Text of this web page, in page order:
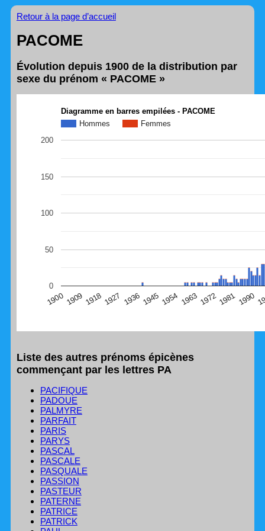
Retour à la page d’accueil
PACOME
Évolution depuis 1900 de la distribution par
sexe du prénom « PACOME »
Diagramme en barres empilées - PACOME
Hommes
Femmes
1900 1909 1918 1927 1936 1945 1954 1963 19721981 1990
0
50
100
150
200
navigateur Safari en ce moment)
Liste des autres prénoms épicènes
commençant par les lettres PA
PACIFIQUE
PADOUE
PALMYRE
PARFAIT
PARIS
PARYS
PASCAL
PASCALE
PASQUALE
PASSION
PASTEUR
PATERNE
PATRICE
PATRICK